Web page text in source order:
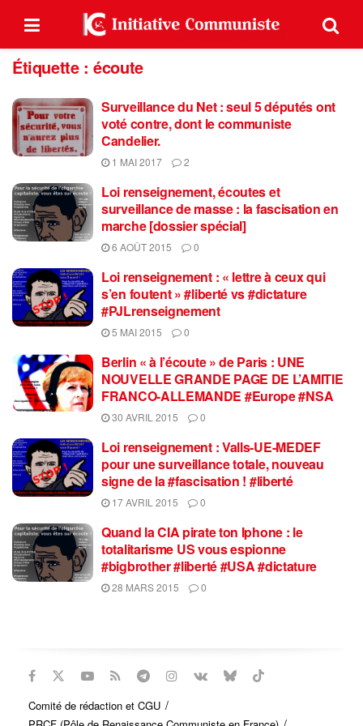
Étiquette :écoute
Surveillance du Net : seul 5 députés ont
voté contre, dont le communiste
Candelier.
1 MAI 2017 2
Loi renseignement, écoutes et
surveillance de masse : la fascisation en
marche [dossier spécial]
6 AOÛT 2015 0
Loi renseignement : « lettre à ceux qui
s’en foutent » #liberté vs #dictature
#PJLrenseignement
5 MAI 2015 0
Berlin « à l’écoute » de Paris : UNE
NOUVELLE GRANDE PAGE DE L’AMITIE
FRANCO-ALLEMANDE #Europe #NSA
30 AVRIL 2015 0
Loi renseignement : Valls-UE-MEDEF
pour une surveillance totale, nouveau
signe de la #fascisation ! #liberté
17 AVRIL 2015 0
Quand la CIA pirate ton Iphone : le
totalitarisme US vous espionne
#bigbrother #liberté #USA #dictature
28 MARS 2015 0
Comité de rédaction et CGU